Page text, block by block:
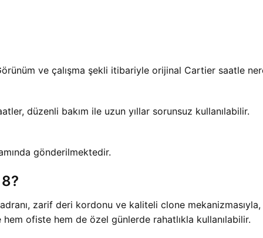
ve çalışma şekli itibariyle orijinal Cartier saatle
düzenli bakım ile uzun yıllar sorunsuz kullanılabilir.
gönderilmektedir.
zarif deri kordonu ve kaliteli clone
hem ofiste hem de özel günlerde rahatlıkla kullanılabilir.